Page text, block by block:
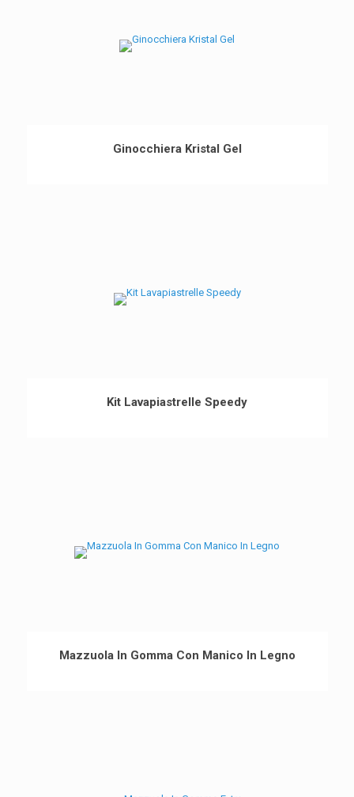
Ginocchiera Kristal Gel
Kit Lavapiastrelle Speedy
Mazzuola In Gomma Con Manico In Legno